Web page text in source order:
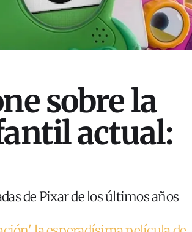
sobre la
actual:
de Pixar de los últimos años